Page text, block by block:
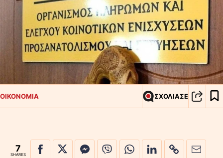
ΟΙΚΟΝΟΜΙΑ ΣΧΟΛΙΑΣΕ
7
SHARES